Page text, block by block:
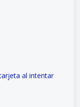
al intentar